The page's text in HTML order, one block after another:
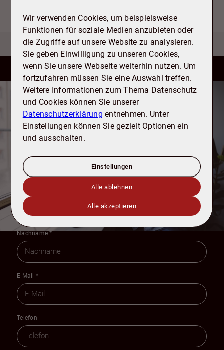
Interesse an dieser Immobilie? Jetzt
unverbindlich anfragen.
Vorname
Nachname*
E-Mail *
Telefon
Wir verwenden Cookies, um beispielsweise
Funktionen für soziale Medien anzubieten oder
die Zugriffe auf unsere Website zu analysieren.
Sie geben Einwilligung zu unseren Cookies,
wenn Sie unsere Webseite weiterhin nutzen. Um
fortzufahren müssen Sie eine Auswahl treffen.
Weitere Informationen zum Thema Datenschutz
und Cookies können Sie unserer
Datenschutzerklärung entnehmen. Unter
Einstellungen können Sie gezielt Optionen ein
und ausschalten.
Einstellungen
Alle ablehnen
Alle akzeptieren